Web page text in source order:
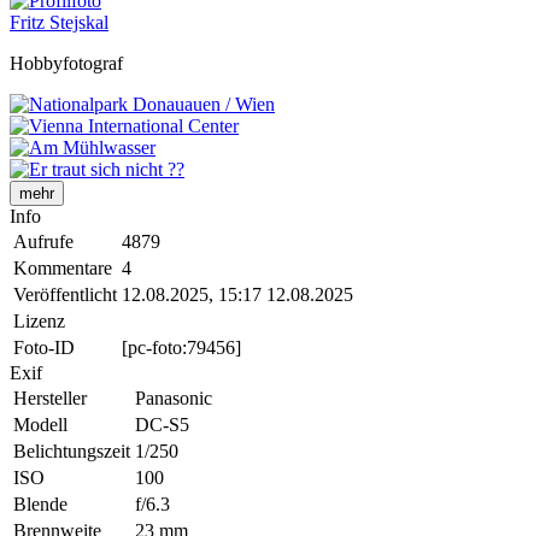
Fritz Stejskal
Hobbyfotograf
mehr
Info
Aufrufe
4879
Kommentare 4
Veröffentlicht 12.08.2025, 15:17 12.08.2025
Lizenz
Foto-ID
[pc-foto:79456]
Exif
Hersteller
Panasonic
Modell
DC-S5
Belichtungszeit 1/250
ISO
100
Blende
f/6.3
Brennweite
23 mm